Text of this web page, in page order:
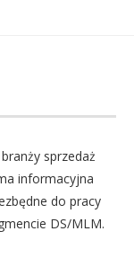
sprzedaż
informacyjna
do pracy
DS/MLM.